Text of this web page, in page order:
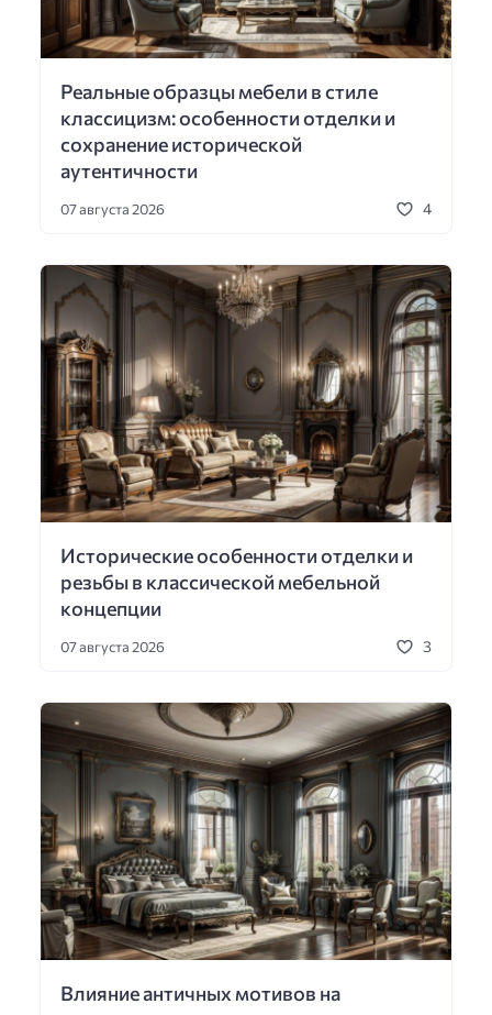
Реальные образцы мебели в стиле
классицизм: особенности отделки и
сохранение исторической
аутентичности
07 августа 2026 4
Исторические особенности отделки и
резьбы в классической мебельной
концепции
07 августа 2026 3
Влияние античных мотивов на